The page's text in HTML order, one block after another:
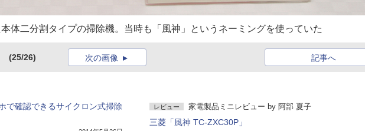
体二分割タイプの掃除機。当時も「風神」というネーミングを使っていた
(25/26) 記事へ
次の画像
で確認できるサイクロン式掃除
レビュー 家電製品ミニレビュー by 阿部 夏子
三菱「風神 TC-ZXC30P」